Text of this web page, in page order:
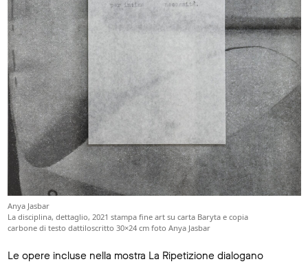
Anya Jasbar
La disciplina, dettaglio, 2021 stampa fine art su carta Baryta e copia
carbone di testo dattiloscritto 30×24 cm foto Anya Jasbar
Le opere incluse nella mostra La Ripetizione dialogano